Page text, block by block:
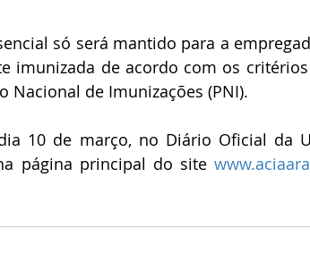
só será mantido para a
imunizada de acordo com os
Nacional de Imunizações (PNI).
10 de março, no Diário Oficial da
página principal do site